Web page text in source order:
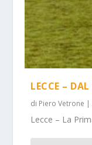
LECCE –
di Piero Vetrone |
Lecce – La